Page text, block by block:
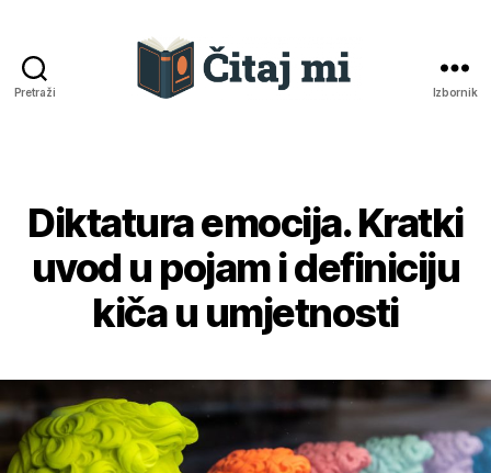
Pretraži Izbornik
Kategorije
Diktatura emocija. Kratki
uvod u pojam i definiciju
kiča u umjetnosti